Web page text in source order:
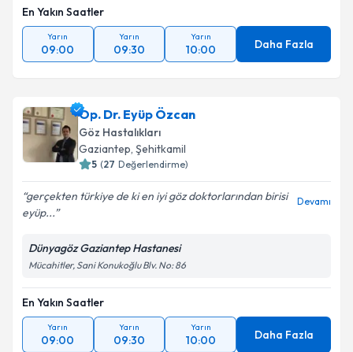
En Yakın Saatler
Yarın
09:00
Yarın
09:30
Yarın
10:00 Daha Fazla
Op. Dr. Eyüp Özcan
Göz Hastalıkları
Gaziantep, Şehitkamil
5 (27 Değerlendirme)
gerçekten türkiye de ki en iyi göz doktorlarından birisi
eyüp...
Devamı
Dünyagöz Gaziantep Hastanesi
Mücahitler, Sani Konukoğlu Blv. No: 86
En Yakın Saatler
Yarın
09:00
Yarın
09:30
Yarın
10:00 Daha Fazla